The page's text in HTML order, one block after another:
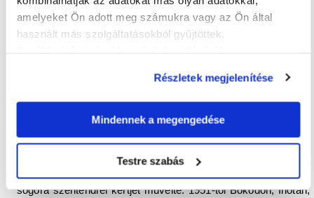
amelyeket Ön adott meg számukra vagy az Ön által
használt más szolgáltatásokból gyűjtöttek.
Részletek megjelenítése
Mindennek a megengedése
Testre szabás
kommentált; megírta a
Titkos jegyzőkönyv
esszékötetét; elkészítette a
Tabula smaragdina
kommentárját; befejezte aforisztikus formában összeállított
Forradalom a művészetben
című művét.
Kommunista részről egyre hevesebben támadták Lukács
György az Absztrakció és szürrealizmus Magyarországon
című műve ellen írt megsemmisítőnek szánt bírálatát.
1948-ban felfüggesztették könyvtári állásából, és „b-listázták”,
publikálási lehetősége megszűnt. Még ebben az évben
megélhetése miatt kiváltotta a földműves igazolványt, és
sógora szentendrei kertjét művelte. 1951-től Bokodon, Inotán,